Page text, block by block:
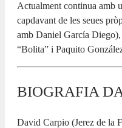
Actualment continua amb
capdavant de les seues
amb Daniel García
“Bolita” i Paquito
BIOGRAFIA
David Carpio (Jerez de la